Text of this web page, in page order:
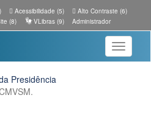
Acessibilidade (5)
Alto Contraste (6)
(8) VLibras (9) Administrador
Toggle
Presidência